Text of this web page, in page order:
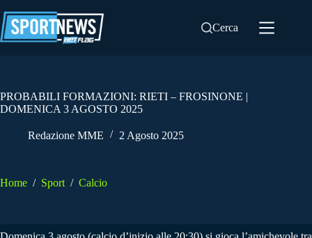
al
contenuto
Cerca
PROBABILI FORMAZIONI: RIETI – FROSINONE |
DOMENICA 3 AGOSTO 2025
Redazione MME 2 Agosto 2025
Home / Sport / Calcio